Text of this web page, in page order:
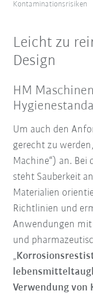
Kontaminationsrisiken
Leicht zu
Design
HM
Um auch den
gerecht zu
Machine“) an. Bei
steht Sauberkeit
Materialien
Richtlinien und
Anwendungen
und
„
Verwendung von